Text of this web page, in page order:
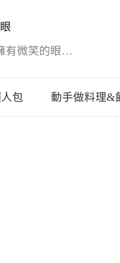
有微笑的眼…
包 動手做料理&